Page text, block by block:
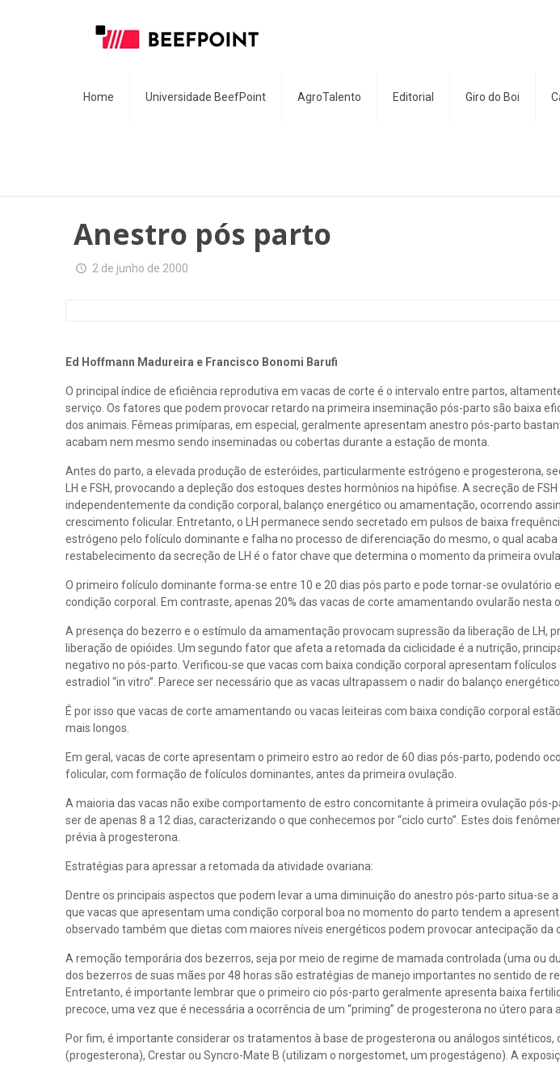
Home Universidade BeefPoint AgroTalento Editorial Giro do Boi
Anestro pós parto
2 de junho de 2000
Ed Hoffmann Madureira e Francisco Bonomi Barufi
O principal índice de eficiência reprodutiva em vacas de corte é o intervalo entre partos,
serviço. Os fatores que podem provocar retardo na primeira inseminação pós-parto são baixa
dos animais. Fêmeas primíparas, em especial, geralmente apresentam anestro pós-parto
acabam nem mesmo sendo inseminadas ou cobertas durante a estação de monta.
Antes do parto, a elevada produção de esteróides, particularmente estrógeno e progesterona,
LH e FSH, provocando a depleção dos estoques destes hormônios na hipófise. A secreção de
independentemente da condição corporal, balanço energético ou amamentação, ocorrendo
crescimento folicular. Entretanto, o LH permanece sendo secretado em pulsos de baixa
estrógeno pelo folículo dominante e falha no processo de diferenciação do mesmo, o qual
restabelecimento da secreção de LH é o fator chave que determina o momento da primeira
O primeiro folículo dominante forma-se entre 10 e 20 dias pós parto e pode tornar-se ovulatório
condição corporal. Em contraste, apenas 20% das vacas de corte amamentando ovularão nesta
A presença do bezerro e o estímulo da amamentação provocam supressão da liberação de LH,
liberação de opióides. Um segundo fator que afeta a retomada da ciclicidade é a nutrição,
negativo no pós-parto. Verificou-se que vacas com baixa condição corporal apresentam
estradiol “in vitro”. Parece ser necessário que as vacas ultrapassem o nadir do balanço
É por isso que vacas de corte amamentando ou vacas leiteiras com baixa condição corporal
mais longos.
Em geral, vacas de corte apresentam o primeiro estro ao redor de 60 dias pós-parto, podendo
folicular, com formação de folículos dominantes, antes da primeira ovulação.
A maioria das vacas não exibe comportamento de estro concomitante à primeira ovulação pós-
ser de apenas 8 a 12 dias, caracterizando o que conhecemos por “ciclo curto”. Estes dois
prévia à progesterona.
Estratégias para apressar a retomada da atividade ovariana:
Dentre os principais aspectos que podem levar a uma diminuição do anestro pós-parto situa-se
que vacas que apresentam uma condição corporal boa no momento do parto tendem a
observado também que dietas com maiores níveis energéticos podem provocar antecipação da
A remoção temporária dos bezerros, seja por meio de regime de mamada controlada (uma ou
dos bezerros de suas mães por 48 horas são estratégias de manejo importantes no sentido de
Entretanto, é importante lembrar que o primeiro cio pós-parto geralmente apresenta baixa
precoce, uma vez que é necessária a ocorrência de um “priming” de progesterona no útero para
Por fim, é importante considerar os tratamentos à base de progesterona ou análogos sintéticos,
(progesterona), Crestar ou Syncro-Mate B (utilizam o norgestomet, um progestágeno). A